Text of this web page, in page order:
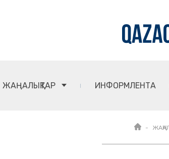
ЖАҢАЛЫҚТАР ИНФОРМЛЕНТА